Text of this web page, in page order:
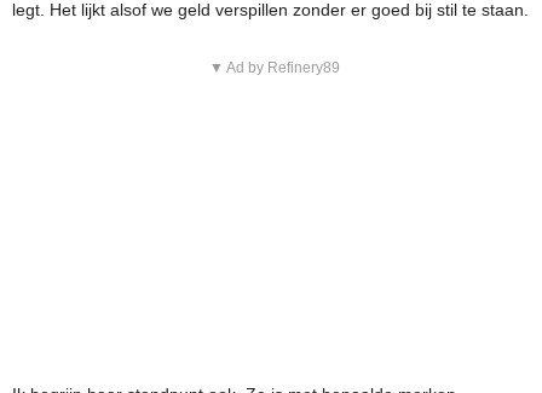
legt. Het lijkt alsof we geld verspillen zonder er goed bij stil te staan.
▼ Ad by Refinery89